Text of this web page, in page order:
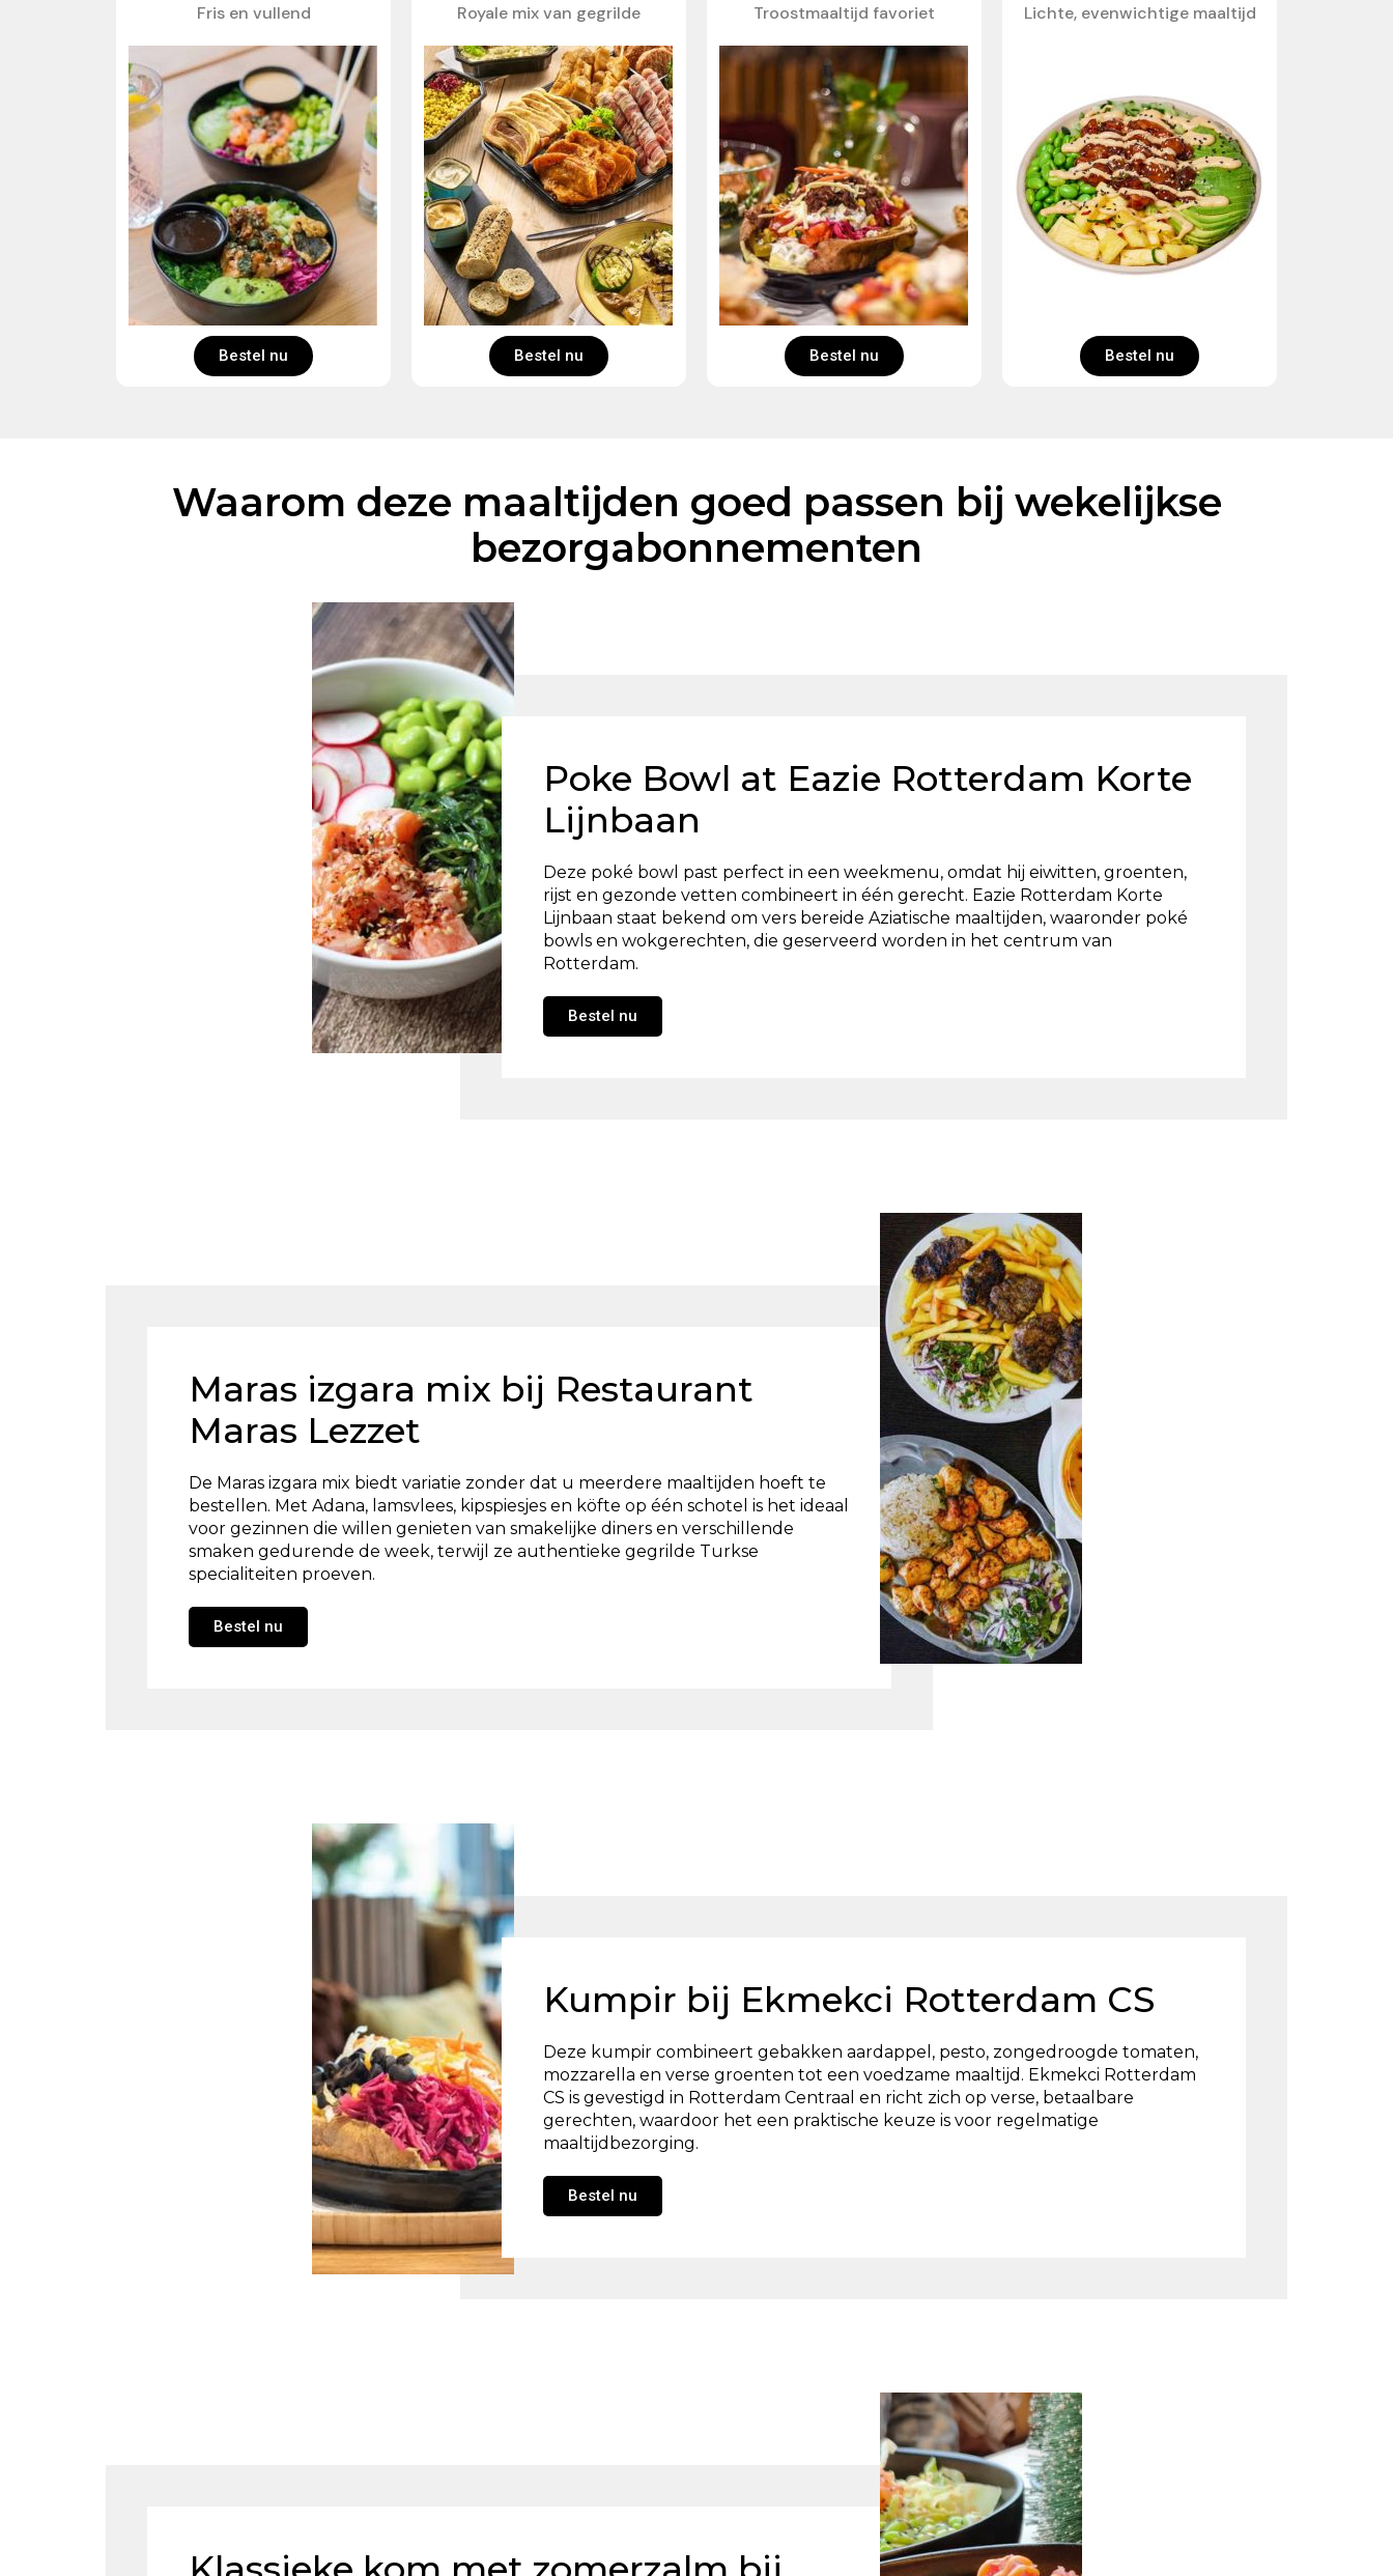
Fris en vullend
Bestel nu
Royale mix van gegrilde
Bestel nu
Troostmaaltijd favoriet
Bestel nu
Lichte, evenwichtige maaltijd
Bestel nu
Waarom deze maaltijden goed passen bij wekelijkse
bezorgabonnementen
Poke Bowl at Eazie Rotterdam Korte
Lijnbaan
Deze poké bowl past perfect in een weekmenu, omdat hij eiwitten, groenten,
rijst en gezonde vetten combineert in één gerecht. Eazie Rotterdam Korte
Lijnbaan staat bekend om vers bereide Aziatische maaltijden, waaronder poké
bowls en wokgerechten, die geserveerd worden in het centrum van
Rotterdam.
Bestel nu
Maras izgara mix bij Restaurant
Maras Lezzet
De Maras izgara mix biedt variatie zonder dat u meerdere maaltijden hoeft te
bestellen. Met Adana, lamsvlees, kipspiesjes en köfte op één schotel is het ideaal
voor gezinnen die willen genieten van smakelijke diners en verschillende
smaken gedurende de week, terwijl ze authentieke gegrilde Turkse
specialiteiten proeven.
Bestel nu
Kumpir bij Ekmekci Rotterdam CS
Deze kumpir combineert gebakken aardappel, pesto, zongedroogde tomaten,
mozzarella en verse groenten tot een voedzame maaltijd. Ekmekci Rotterdam
CS is gevestigd in Rotterdam Centraal en richt zich op verse, betaalbare
gerechten, waardoor het een praktische keuze is voor regelmatige
maaltijdbezorging.
Bestel nu